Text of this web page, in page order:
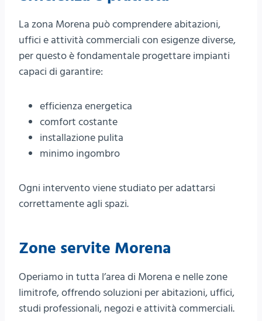
La zona Morena può comprendere abitazioni,
uffici e attività commerciali con esigenze diverse,
per questo è fondamentale progettare impianti
capaci di garantire:
efficienza energetica
comfort costante
installazione pulita
minimo ingombro
Ogni intervento viene studiato per adattarsi
correttamente agli spazi.
Zone servite Morena
Operiamo in tutta l’area di Morena e nelle zone
limitrofe, offrendo soluzioni per abitazioni, uffici,
studi professionali, negozi e attività commerciali.